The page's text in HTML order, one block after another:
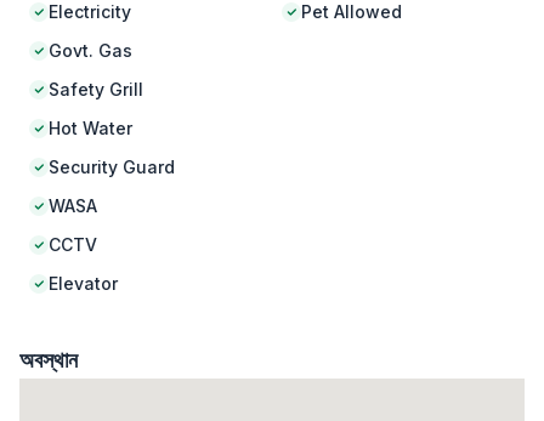
Electricity
Govt. Gas
Safety Grill
Hot Water
Security Guard
WASA
CCTV
Elevator
Pet Allowed
অবস্থান